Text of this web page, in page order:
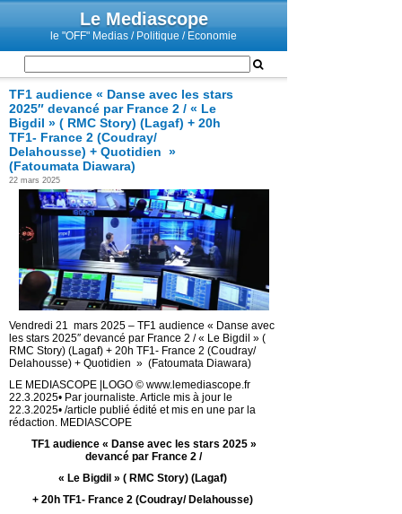
Le Mediascope
le "OFF" Medias / Politique / Economie
TF1 audience « Danse avec les stars
2025″ devancé par France 2 / « Le
Bigdil » ( RMC Story) (Lagaf) + 20h
TF1- France 2 (Coudray/
Delahousse) + Quotidien »
(Fatoumata Diawara)
22 mars 2025
Vendredi 21 mars 2025 – TF1 audience « Danse avec
les stars 2025″ devancé par France 2 / « Le Bigdil » (
RMC Story) (Lagaf) + 20h TF1- France 2 (Coudray/
Delahousse) + Quotidien » (Fatoumata Diawara)
LE MEDIASCOPE |LOGO © www.lemediascope.fr
22.3.2025• Par journaliste. Article mis à jour le
22.3.2025• /article publié édité et mis en une par la
rédaction. MEDIASCOPE
TF1 audience « Danse avec les stars 2025 »
devancé par France 2 /
« Le Bigdil » ( RMC Story) (Lagaf)
+ 20h TF1- France 2 (Coudray/ Delahousse)